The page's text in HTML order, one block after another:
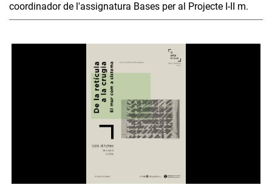
coordinador de l'assignatura Bases per al Projecte I-II m.